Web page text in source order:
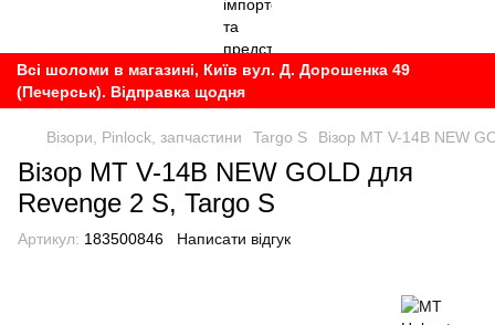
Всі шоломи в магазині, Київ вул. Д. Дорошенка 49
(Печерськ). Відправка щодня
Візори, Pinlock, запчастини Targo S Візор MT V-14B NEW
Візор MT V-14B NEW GOLD для
Revenge 2 S, Targo S
Артикул: 183500846 Написати відгук